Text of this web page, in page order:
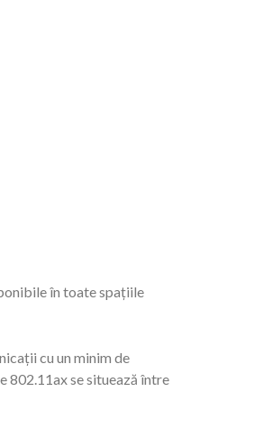
în toate spațiile
cu un minim de
802.11ax se situează între